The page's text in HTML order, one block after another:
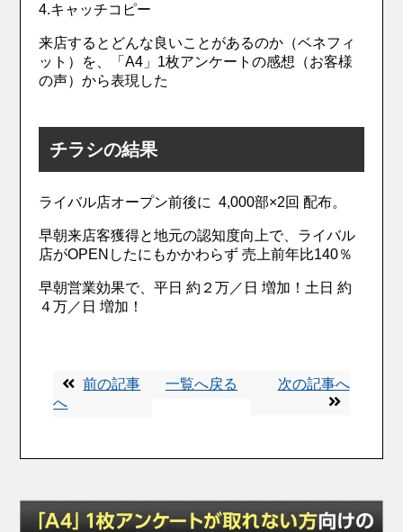
4.キャッチコピー
来店するとどんな良いことがあるのか（ベネフィ
ット）を、「A4」1枚アンケートの感想（お客様
の声）から表現した
チラシの結果
ライバル店オープン前後に 4,000部×2回 配布。
早朝来店客獲得と地元の認知度向上で、ライバル
店がOPENしたにもかかわらず 売上前年比140％
早朝営業効果で、平日 約２万／日 増加！土日 約
４万／日 増加！
前の記事
へ
一覧へ戻る 次の記事へ